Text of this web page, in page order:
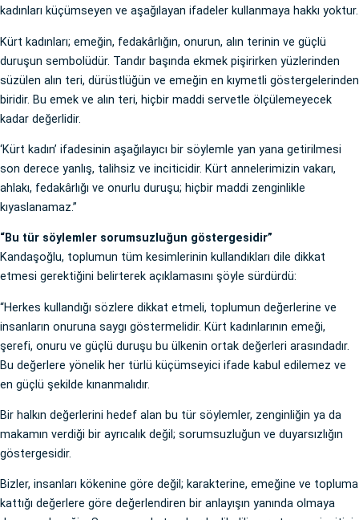
kadınları küçümseyen ve aşağılayan ifadeler kullanmaya hakkı yoktur.
Kürt kadınları; emeğin, fedakârlığın, onurun, alın terinin ve güçlü
duruşun sembolüdür. Tandır başında ekmek pişirirken yüzlerinden
süzülen alın teri, dürüstlüğün ve emeğin en kıymetli göstergelerinden
biridir. Bu emek ve alın teri, hiçbir maddi servetle ölçülemeyecek
kadar değerlidir.
‘Kürt kadın’ ifadesinin aşağılayıcı bir söylemle yan yana getirilmesi
son derece yanlış, talihsiz ve inciticidir. Kürt annelerimizin vakarı,
ahlakı, fedakârlığı ve onurlu duruşu; hiçbir maddi zenginlikle
kıyaslanamaz.”
“Bu tür söylemler sorumsuzluğun göstergesidir”
Kandaşoğlu, toplumun tüm kesimlerinin kullandıkları dile dikkat
etmesi gerektiğini belirterek açıklamasını şöyle sürdürdü:
“Herkes kullandığı sözlere dikkat etmeli, toplumun değerlerine ve
insanların onuruna saygı göstermelidir. Kürt kadınlarının emeği,
şerefi, onuru ve güçlü duruşu bu ülkenin ortak değerleri arasındadır.
Bu değerlere yönelik her türlü küçümseyici ifade kabul edilemez ve
en güçlü şekilde kınanmalıdır.
Bir halkın değerlerini hedef alan bu tür söylemler, zenginliğin ya da
makamın verdiği bir ayrıcalık değil; sorumsuzluğun ve duyarsızlığın
göstergesidir.
Bizler, insanları kökenine göre değil; karakterine, emeğine ve topluma
kattığı değerlere göre değerlendiren bir anlayışın yanında olmaya